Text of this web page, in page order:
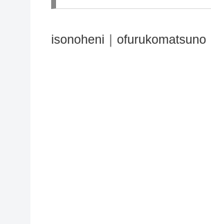
isonoheni｜